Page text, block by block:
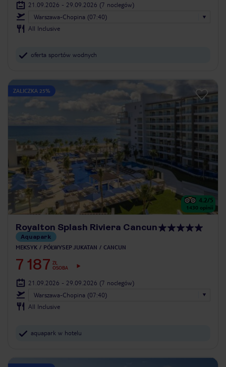
21.09.2026 - 29.09.2026 (7 noclegów)
Warszawa-Chopina (07:40)
All Inclusive
oferta sportów wodnych
ZALICZKA 25%
4.2/5
1430 opinii
Royalton Splash Riviera Cancun
Aquapark
MEKSYK PÓŁWYSEP JUKATAN CANCUN
7 187 ZŁ
OSOBA
21.09.2026 - 29.09.2026 (7 noclegów)
Warszawa-Chopina (07:40)
All Inclusive
aquapark w hotelu